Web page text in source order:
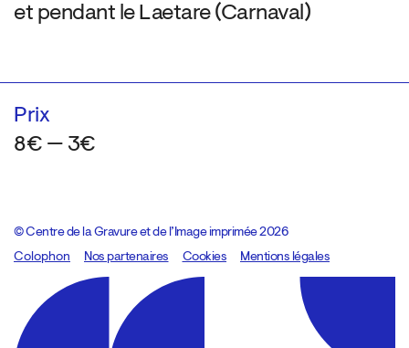
et pendant le Laetare (Carnaval)
Prix
8€ — 3€
© Centre de la Gravure et de l’Image imprimée 2026
Colophon
Design:Marcel Kaczmarek, code:8080.studio
Nos partenaires Cookies Mentions légales